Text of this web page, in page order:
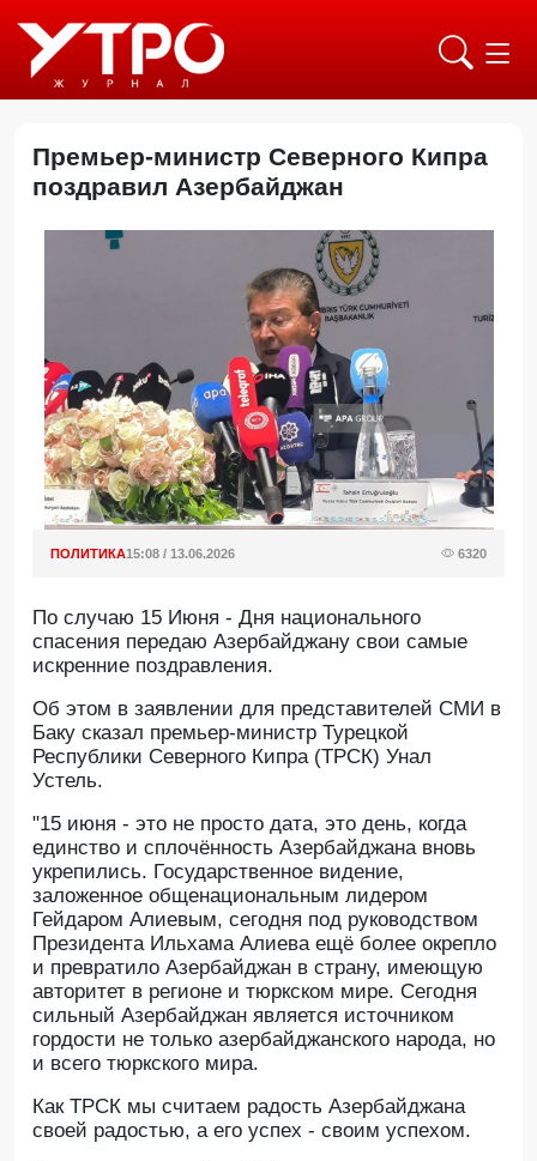
Премьер-министр Северного Кипра
поздравил Азербайджан
ПОЛИТИКА15:08 / 13.06.2026 6320
По случаю 15 Июня - Дня национального
спасения передаю Азербайджану свои самые
искренние поздравления.
Oб этом в заявлении для представителей СМИ в
Баку сказал премьер-министр Турецкой
Республики Северного Кипра (ТРСК) Унал
Устель.
"15 июня - это не просто дата, это день, когда
единство и сплочённость Азербайджана вновь
укрепились. Государственное видение,
заложенное общенациональным лидером
Гейдаром Алиевым, сегодня под руководством
Президента Ильхама Алиева ещё более окрепло
и превратило Азербайджан в страну, имеющую
авторитет в регионе и тюркском мире. Сегодня
сильный Азербайджан является источником
гордости не только азербайджанского народа, но
и всего тюркского мира.
Как ТРСК мы считаем радость Азербайджана
своей радостью, а его успех - своим успехом.